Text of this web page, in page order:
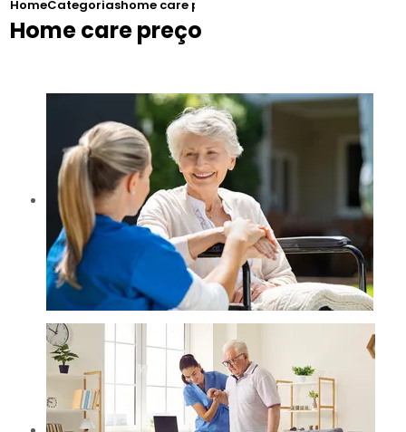
HomeCategoriashome care preco
Home care preço